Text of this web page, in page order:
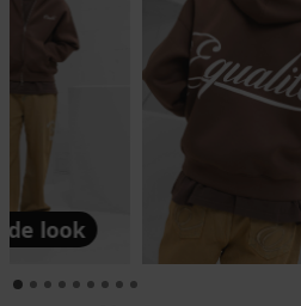
de look